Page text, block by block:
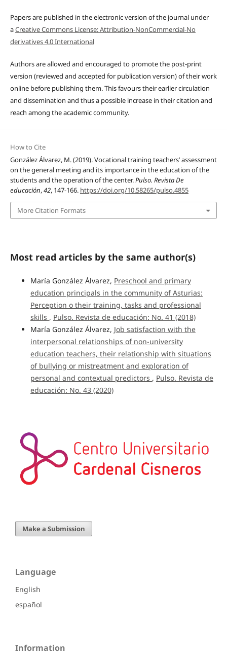
Papers are published in the electronic version of the journal under
aCreative Commons License: Attribution-NonCommercial-No
derivatives 4.0 International
Authors are allowed and encouraged to promote the post-print
version (reviewed and accepted for publication version) of their work
online before publishing them. This favours their earlier circulation
and dissemination and thus a possible increase in their citation and
reach among the academic community.
How to Cite
González Álvarez, M. (2019). Vocational training teachers’ assessment
on the general meeting and its importance in the education of the
students and the operation of the center.Pulso. Revista De
educación,42, 147-166. https://doi.org/10.58265/pulso.4855
More Citation Formats
Most read articles by the same author(s)
María González Álvarez, Preschool and primary
education principals in the community of Asturias:
Perception o their training, tasks and professional
skills , Pulso. Revista de educación: No. 41 (2018)
María González Álvarez, Job satisfaction with the
interpersonal relationships of non-university
education teachers, their relationship with situations
of bullying or mistreatment and exploration of
personal and contextual predictors , Pulso. Revista de
educación: No. 43 (2020)
Make a Submission
Language
English
español
Information